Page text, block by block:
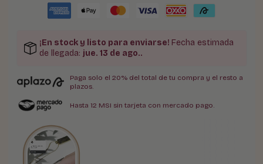
¡En stock y listo para enviarse! Fecha estimada
de llegada: jue. 13 de ago..
Paga solo el 20% del total de tu compra y el resto a
plazos.
Hasta 12 MSI sin tarjeta con mercado pago.